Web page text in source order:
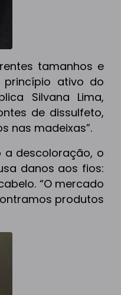
tamanhos e
ativo do
Silvana Lima,
de dissulfeto,
nas madeixas”.
a descoloração, o
danos aos fios:
“O mercado
produtos